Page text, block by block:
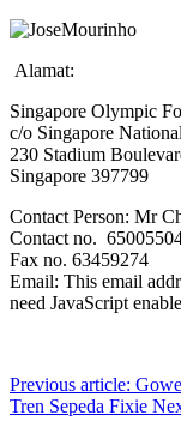
Alamat:
Singapore Olympic
c/o Singapore
230 Stadium
Singapore 397799
Contact Person: Mr
Contact no.
Fax no. 63459274
Email: This email
need JavaScript
Previous article:
Tren Sepeda Fixie